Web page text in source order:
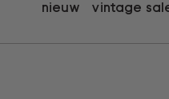
nieuw vintage